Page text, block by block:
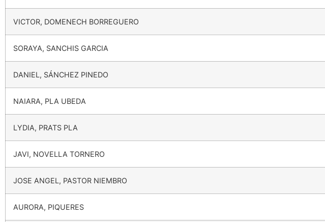
VICTOR, DOMENECH BORREGUERO
SORAYA, SANCHIS GARCIA
DANIEL, SÁNCHEZ PINEDO
NAIARA, PLA UBEDA
LYDIA, PRATS PLA
JAVI, NOVELLA TORNERO
JOSE ANGEL, PASTOR NIEMBRO
AURORA, PIQUERES